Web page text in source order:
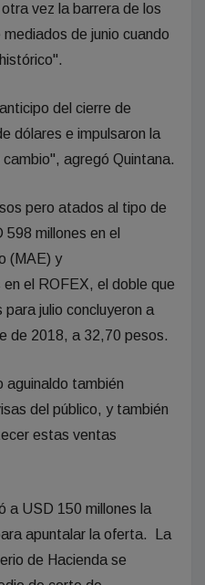
vez la barrera de los
de junio cuando
del cierre de
dólares e impulsaron la
agregó Quintana.
pero atados al tipo de
millones en el
(MAE) y
el ROFEX, el doble que
julio concluyeron a
de 2018, a 32,70 pesos.
aguinaldo también
del público, y también
estas ventas
a USD 150 millones la
apuntalar la oferta. La
de Hacienda se